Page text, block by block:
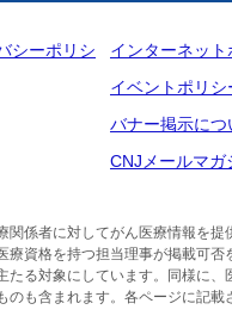
シーポリシ
インターネット
イベントポリシ
バナー掲示につ
CNJメールマガ
関係者に対してがん医療情報を
療資格を持つ担当理事が掲載可
たる対象にしています。同様に、
も含まれます。各ページに記載